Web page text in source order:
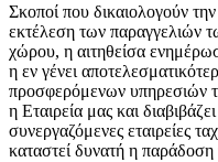
Σκοποί που δικαιολογούν
εκτέλεση των παραγγελιών
χώρου, η αιτηθείσα
η εν γένει
προσφερόμενων υπηρεσιών
η Εταιρεία μας και
συνεργαζόμενες εταιρείες
καταστεί δυνατή η